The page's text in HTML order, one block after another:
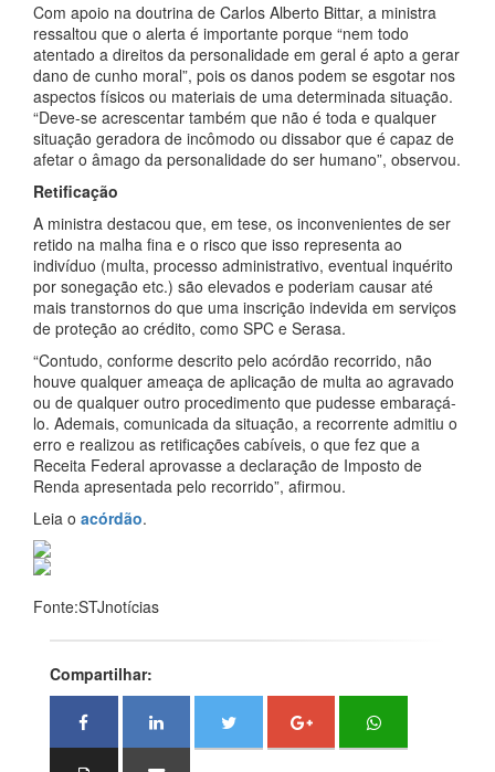
Com apoio na doutrina de Carlos Alberto Bittar, a ministra
ressaltou que o alerta é importante porque “nem todo
atentado a direitos da personalidade em geral é apto a gerar
dano de cunho moral”, pois os danos podem se esgotar nos
aspectos físicos ou materiais de uma determinada situação.
“Deve-se acrescentar também que não é toda e qualquer
situação geradora de incômodo ou dissabor que é capaz de
afetar o âmago da personalidade do ser humano”, observou.
Retificação
A ministra destacou que, em tese, os inconvenientes de ser
retido na malha fina e o risco que isso representa ao
indivíduo (multa, processo administrativo, eventual inquérito
por sonegação etc.) são elevados e poderiam causar até
mais transtornos do que uma inscrição indevida em serviços
de proteção ao crédito, como SPC e Serasa.
“Contudo, conforme descrito pelo acórdão recorrido, não
houve qualquer ameaça de aplicação de multa ao agravado
ou de qualquer outro procedimento que pudesse embaraçá-
lo. Ademais, comunicada da situação, a recorrente admitiu o
erro e realizou as retificações cabíveis, o que fez que a
Receita Federal aprovasse a declaração de Imposto de
Renda apresentada pelo recorrido”, afirmou.
Leia o acórdão.
Fonte:STJnotícias
Compartilhar: